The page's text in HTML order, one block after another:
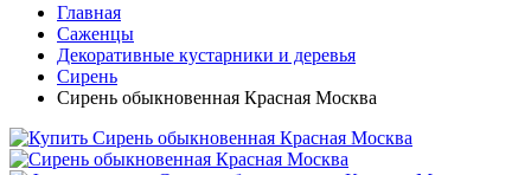
Главная
Саженцы
Декоративные кустарники и деревья
Сирень
Сирень обыкновенная Красная Москва